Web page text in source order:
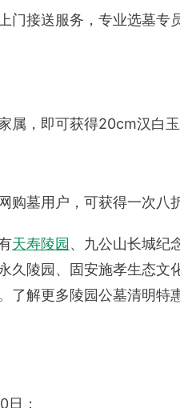
门接送服务，专业选墓专
属，即可获得20cm汉白
购墓用户，可获得一次八
天寿陵园 、九公山长城纪
久陵园、固安施孝生态文
了解更多陵园公墓清明特
；